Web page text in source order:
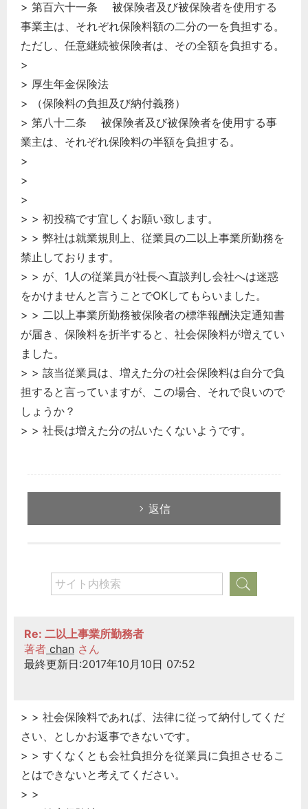
> 第百六十一条 被保険者及び被保険者を使用する
事業主は、それぞれ保険料額の二分の一を負担する。
ただし、任意継続被保険者は、その全額を負担する。
>
> 厚生年金保険法
> （保険料の負担及び納付義務）
> 第八十二条 被保険者及び被保険者を使用する事
業主は、それぞれ保険料の半額を負担する。
>
>
>
> > 初投稿です宜しくお願い致します。
> > 弊社は就業規則上、従業員の二以上事業所勤務を
禁止しております。
> > が、1人の従業員が社長へ直談判し会社へは迷惑
をかけませんと言うことでOKしてもらいました。
> > 二以上事業所勤務被保険者の標準報酬決定通知書
が届き、保険料を折半すると、社会保険料が増えてい
ました。
> > 該当従業員は、増えた分の社会保険料は自分で負
担すると言っていますが、この場合、それで良いので
しょうか？
> > 社長は増えた分の払いたくないようです。
返信
Re: 二以上事業所勤務者
著者 chan さん
最終更新日:2017年10月10日 07:52
> > 社会保険料であれば、法律に従って納付してくだ
さい、としかお返事できないです。
> > すくなくとも会社負担分を従業員に負担させるこ
とはできないと考えてください。
> >